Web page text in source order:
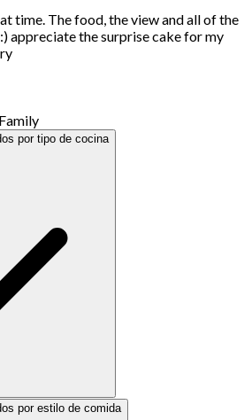
time. The food, the view and all of the
appreciate the surprise cake for my
Family
por tipo de cocina
por estilo de comida